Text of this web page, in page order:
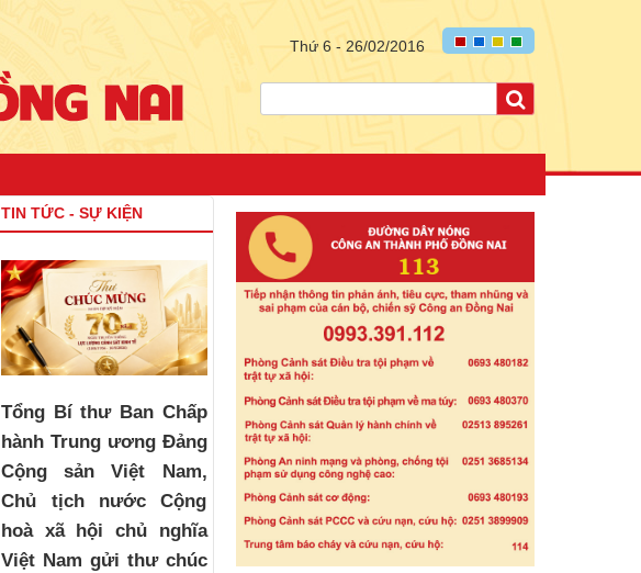
Thứ 6 - 26/02/2016
TIN TỨC - SỰ KIỆN
Tổng Bí thư Ban Chấp
hành Trung ương Đảng
Cộng sản Việt Nam,
Chủ tịch nước Cộng
hoà xã hội chủ nghĩa
Việt Nam gửi thư chúc